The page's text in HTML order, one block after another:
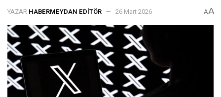
YAZAR HABERMEYDAN EDITÖR 26 Mart 2026 AA